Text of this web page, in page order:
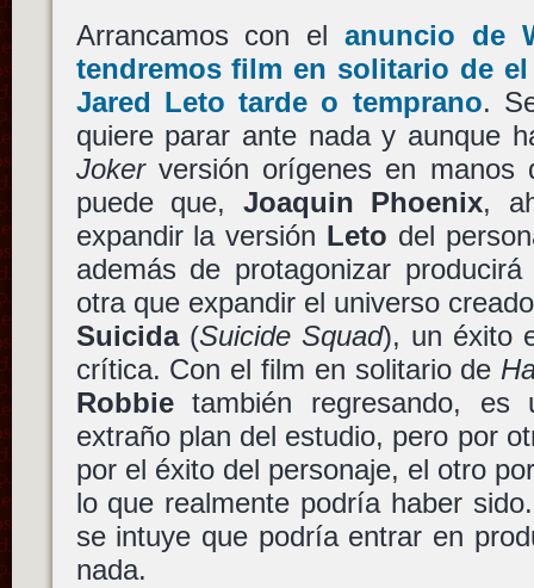
Arrancamos con elanuncio de
tendremos film en solitario de
Jared Leto tarde o temprano.
quiere parar ante nada y aunque
Jokerversión orígenes en
puede que, Joaquin Phoenix,
expandir la versión Leto del
además de protagonizar
otra que expandir el universo
Suicida(Suicide Squad), un éxito
crítica. Con el film en solitario de
Robbietambién regresando, es
extraño plan del estudio, pero por
por el éxito del personaje, el otro
lo que realmente podría haber
se intuye que podría entrar en
nada.